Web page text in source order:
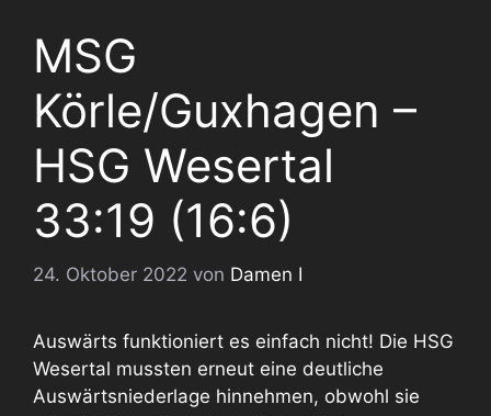
MSG
Körle/Guxhagen –
HSG Wesertal
33:19 (16:6)
24. Oktober 2022 von Damen I
Auswärts funktioniert es einfach nicht! Die HSG
Wesertal mussten erneut eine deutliche
Auswärtsniederlage hinnehmen, obwohl sie